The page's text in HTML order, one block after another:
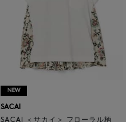
NEW
SACAI
SACAI ＜サカイ＞ フローラル柄